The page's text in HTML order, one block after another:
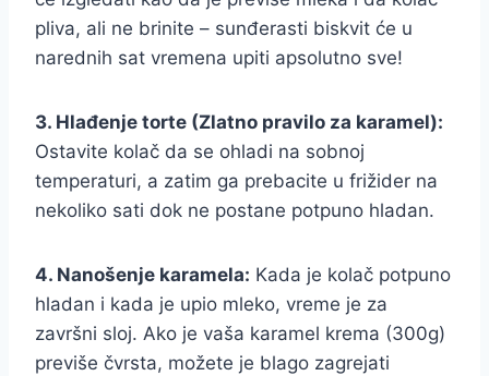
pliva, ali ne brinite – sunđerasti biskvit će u
narednih sat vremena upiti apsolutno sve!
3. Hlađenje torte (Zlatno pravilo za karamel):
Ostavite kolač da se ohladi na sobnoj
temperaturi, a zatim ga prebacite u frižider na
nekoliko sati dok ne postane potpuno hladan.
4. Nanošenje karamela: Kada je kolač potpuno
hladan i kada je upio mleko, vreme je za
završni sloj. Ako je vaša karamel krema (300g)
previše čvrsta, možete je blago zagrejati